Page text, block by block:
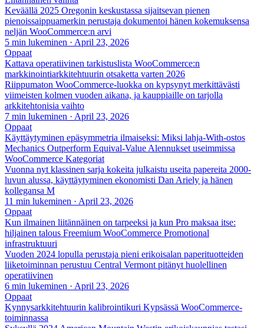
Keväällä 2025 Oregonin keskustassa sijaitsevan pienen
pienoissaippuamerkin perustaja dokumentoi hänen kokemuksensa
neljän WooCommerce:n arvi
5 min lukeminen · April 23, 2026
Oppaat
Kattava operatiivinen tarkistuslista WooCommerce:n
markkinointiarkkitehtuurin otsaketta varten 2026
Riippumaton WooCommerce-luokka on kypsynyt merkittävästi
viimeisten kolmen vuoden aikana, ja kauppiaille on tarjolla
arkkitehtonisia vaihto
7 min lukeminen · April 23, 2026
Oppaat
Käyttäytyminen epäsymmetria ilmaiseksi: Miksi lahja-With-ostos
Mechanics Outperform Equival-Value Alennukset useimmissa
WooCommerce Kategoriat
Vuonna nyt klassinen sarja kokeita julkaistu useita papereita 2000-
luvun alussa, käyttäytyminen ekonomisti Dan Ariely ja hänen
kollegansa M
11 min lukeminen · April 23, 2026
Oppaat
Kun ilmainen liitännäinen on tarpeeksi ja kun Pro maksaa itse:
hiljainen talous Freemium WooCommerce Promotional
infrastruktuuri
Vuoden 2024 lopulla perustaja pieni erikoisalan paperituotteiden
liiketoiminnan perustuu Central Vermont pitänyt huolellinen
operatiivinen
6 min lukeminen · April 23, 2026
Oppaat
Kynnysarkkitehtuurin kalibrointikuri Kypsässä WooCommerce-
toiminnassa